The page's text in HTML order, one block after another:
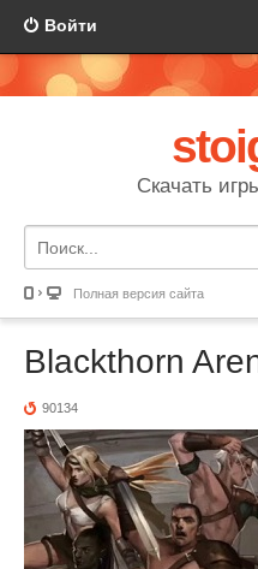
Войти
Скачать
Полная версия сайта
Blackthorn
90134